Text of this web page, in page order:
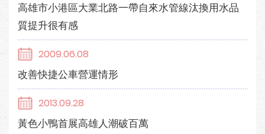
高雄市小港區大業北路一帶自來水管線汰換用水品
質提升很有感
2009.06.08
改善快捷公車營運情形
2013.09.28
黃色小鴨首展高雄人潮破百萬